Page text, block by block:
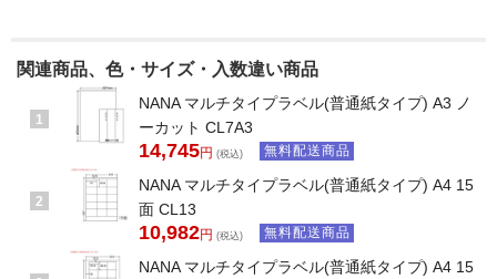
関連商品、色・サイズ・入数違い商品
1
NANA マルチタイプラベル(普通紙タイプ) A3 ノ
ーカット CL7A3
14,745円 (税込) 無料配送商品
2
NANA マルチタイプラベル(普通紙タイプ) A4 15
面 CL13
10,982円 (税込) 無料配送商品
NANA マルチタイプラベル(普通紙タイプ) A4 15